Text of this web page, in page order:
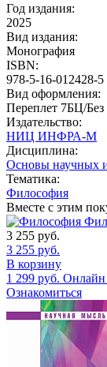
Год издания:
2025
Вид издания:
Монография
ISBN:
978-5-16-012428-5
Вид оформления:
Переплет 7БЦ/Без
Издательство:
НИЦ ИНФРА-М
Дисциплина:
Основы научных
Тематика:
Философия
Вместе с этим
3 255 руб.
3 255 руб.
В корзину
1 299 руб. Онлайн
Ознакомиться